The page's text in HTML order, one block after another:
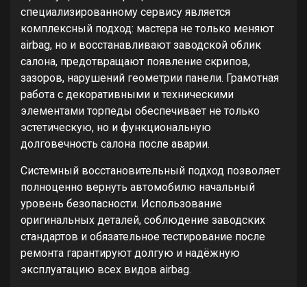
специализированному сервису является
комплексный подход: мастера не только меняют
airbag, но и восстанавливают заводской облик
салона, предотвращают появление скрипов,
зазоров, нарушений геометрии панели. Грамотная
работа с декоративными и техническими
элементами торпеды обеспечивает не только
эстетическую, но и функциональную
долговечность салона после аварии.
Системный восстановительный подход позволяет
полноценно вернуть автомобилю начальный
уровень безопасности. Использование
оригинальных деталей, соблюдение заводских
стандартов и обязательное тестирование после
ремонта гарантируют долгую и надёжную
эксплуатацию всех видов airbag.